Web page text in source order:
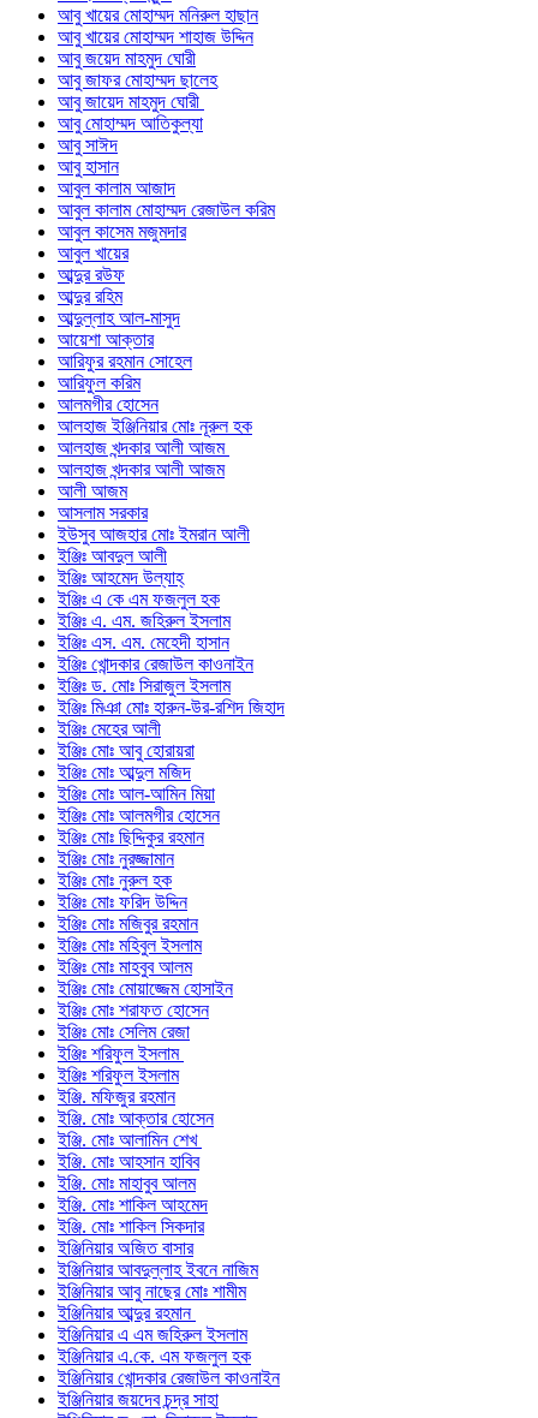
আবু খায়ের মোহাম্মদ মনিরুল হাছান
আবু খায়ের মোহাম্মদ শাহাজ উদ্দিন
আবু জয়েদ মাহমুদ ঘোরী
আবু জাফর মোহাম্মদ ছালেহ
আবু জায়েদ মাহমুদ ঘোরী
আবু মোহাম্মদ আতিকুল্যা
আবু সাঈদ
আবু হাসান
আবুল কালাম আজাদ
আবুল কালাম মোহাম্মদ রেজাউল করিম
আবুল কাসেম মজুমদার
আবুল খায়ের
আব্দুর রউফ
আব্দুর রহিম
আব্দুল্লাহ আল-মাসুদ
আয়েশা আক্তার
আরিফুর রহমান সোহেল
আরিফুল করিম
আলমগীর হোসেন
আলহাজ ইঞ্জিনিয়ার মোঃ নূরুল হক
আলহাজ খন্দকার আলী আজম
আলহাজ খন্দকার আলী আজম
আলী আজম
আসলাম সরকার
ইউসুব আজহার মোঃ ইমরান আলী
ইঞ্জিঃ আবদুল আলী
ইঞ্জিঃ আহমেদ উল্যাহ্
ইঞ্জিঃ এ কে এম ফজলুল হক
ইঞ্জিঃ এ. এম. জহিরুল ইসলাম
ইঞ্জিঃ এস. এম. মেহেদী হাসান
ইঞ্জিঃ খোন্দকার রেজাউল কাওনাইন
ইঞ্জিঃ ড. মোঃ সিরাজুল ইসলাম
ইঞ্জিঃ মিঞা মোঃ হারুন-উর-রশিদ জিহাদ
ইঞ্জিঃ মেহের আলী
ইঞ্জিঃ মোঃ আবু হোরায়রা
ইঞ্জিঃ মোঃ আব্দুল মজিদ
ইঞ্জিঃ মোঃ আল-আমিন মিয়া
ইঞ্জিঃ মোঃ আলমগীর হোসেন
ইঞ্জিঃ মোঃ ছিদ্দিকুর রহমান
ইঞ্জিঃ মোঃ নুরজ্জামান
ইঞ্জিঃ মোঃ নুরুল হক
ইঞ্জিঃ মোঃ ফরিদ উদ্দিন
ইঞ্জিঃ মোঃ মজিবুর রহমান
ইঞ্জিঃ মোঃ মহিবুল ইসলাম
ইঞ্জিঃ মোঃ মাহবুব আলম
ইঞ্জিঃ মোঃ মোয়াজ্জেম হোসাইন
ইঞ্জিঃ মোঃ শরাফত হোসেন
ইঞ্জিঃ মোঃ সেলিম রেজা
ইঞ্জিঃ শরিফুল ইসলাম
ইঞ্জিঃ শরিফুল ইসলাম
ইঞ্জি. মফিজুর রহমান
ইঞ্জি. মোঃ আক্তার হোসেন
ইঞ্জি. মোঃ আলামিন শেখ
ইঞ্জি. মোঃ আহসান হাবিব
ইঞ্জি. মোঃ মাহাবুব আলম
ইঞ্জি. মোঃ শাকিল আহমেদ
ইঞ্জি. মোঃ শাকিল সিকদার
ইঞ্জিনিয়ার অজিত বাসার
ইঞ্জিনিয়ার আবদুল্লাহ ইবনে নাজিম
ইঞ্জিনিয়ার আবু নাছের মোঃ শামীম
ইঞ্জিনিয়ার আব্দুর রহমান
ইঞ্জিনিয়ার এ এম জহিরুল ইসলাম
ইঞ্জিনিয়ার এ.কে. এম ফজলুল হক
ইঞ্জিনিয়ার খোন্দকার রেজাউল কাওনাইন
ইঞ্জিনিয়ার জয়দেব চন্দ্র সাহা